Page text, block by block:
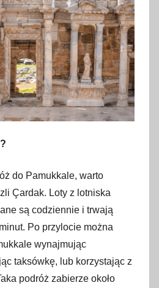
do Pamukkale, warto
Çardak. Loty z lotniska
są codziennie i trwają
Po przylocie można
wynajmując
taksówkę, lub korzystając z
podróż zabierze około